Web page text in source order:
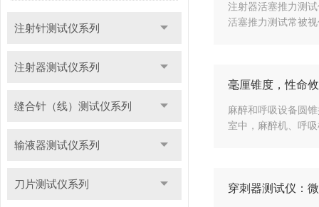
注射针测试仪系列
注射器测试仪系列
缝合针（线）测试仪系列
输液器测试仪系列
刀片测试仪系列
注射器活塞推力测
活塞推力测试常被
毫厘锥度，性命
麻醉和呼吸设备圆
室中，麻醉机、呼
穿刺器测试仪：